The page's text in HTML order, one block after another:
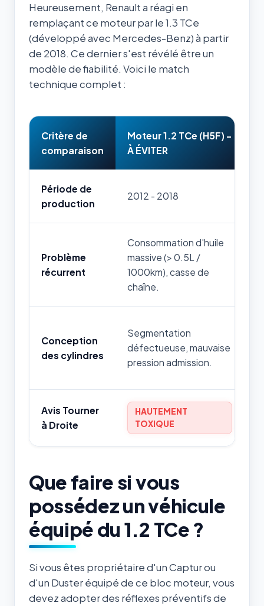
Heureusement, Renault a réagi en
remplaçant ce moteur par le 1.3 TCe
(développé avec Mercedes-Benz) à partir
de 2018. Ce dernier s'est révélé être un
modèle de fiabilité. Voici le match
technique complet :
Critère de
comparaison
Moteur 1.2 TCe (H5F) -
À ÉVITER
Période de
production
2012 - 2018
Problème
récurrent
Consommation d'huile
massive (> 0.5L /
1000km), casse de
chaîne.
Conception
des cylindres
Segmentation
défectueuse, mauvaise
pression admission.
Avis Tourner
à Droite
HAUTEMENT
TOXIQUE
Que faire si vous
possédez un véhicule
équipé du 1.2 TCe ?
Si vous êtes propriétaire d'un Captur ou
d'un Duster équipé de ce bloc moteur, vous
devez adopter des réflexes préventifs de